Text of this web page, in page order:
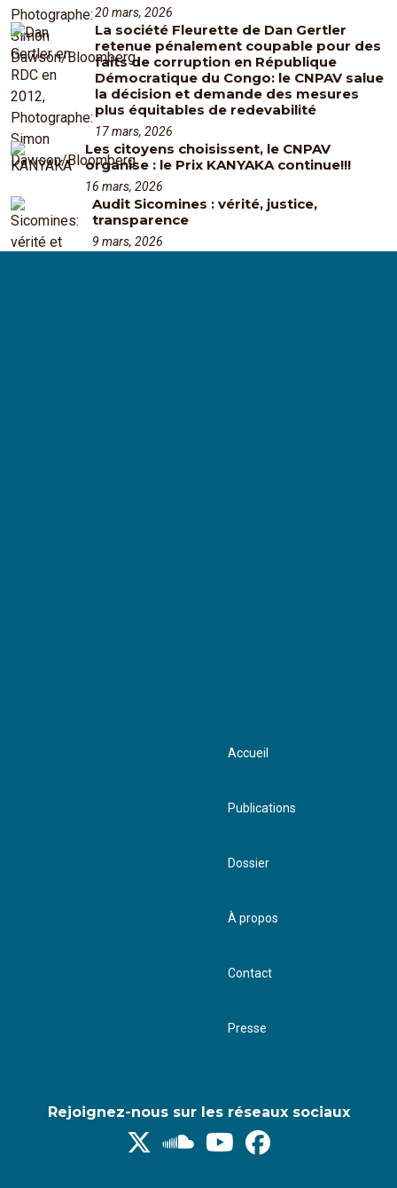
20 mars, 2026
La société Fleurette de Dan Gertler
retenue pénalement coupable pour des
faits de corruption en République
Démocratique du Congo: le CNPAV salue
la décision et demande des mesures
plus équitables de redevabilité
17 mars, 2026
Les citoyens choisissent, le CNPAV
organise : le Prix KANYAKA continue!!!
16 mars, 2026
Audit Sicomines : vérité, justice,
transparence
9 mars, 2026
Accueil
Publications
Dossier
À propos
Contact
Presse
Rejoignez-nous sur les réseaux sociaux